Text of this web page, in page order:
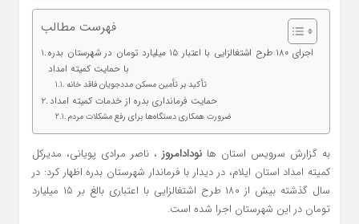
فهرست مطالب
اجرای ۱۸۰ طرح اشتغالزایی با اعتبار ۱۵ میلیارد تومان در شهرستان بدره
با حمایت کمیته امداد
تأکید بر تأمین مسکن مددجویان فاقد خانه
حمایت فرمانداری بدره از خدمات کمیته امداد
ضرورت همکاری دستگاه‌ها برای رفع مشکلات مردم
به گزارش سرویس استان ها نودادامروز، ناصر مرادی پویانی، مدیرکل
کمیته امداد استان ایلام، در دیدار با فرماندار شهرستان بدره اظهار کرد: در
سال گذشته بیش از ۱۸۰ طرح اشتغالزایی با اعتباری بالغ بر ۱۵ میلیارد
تومان در این شهرستان اجرا شده است.